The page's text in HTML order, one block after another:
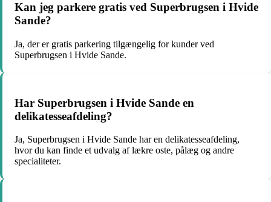
Kan jeg parkere gratis ved Superbrugsen i Hvide
Sande?
Ja, der er gratis parkering tilgængelig for kunder ved
Superbrugsen i Hvide Sande.
Har Superbrugsen i Hvide Sande en
delikatesseafdeling?
Ja, Superbrugsen i Hvide Sande har en delikatesseafdeling,
hvor du kan finde et udvalg af lækre oste, pålæg og andre
specialiteter.